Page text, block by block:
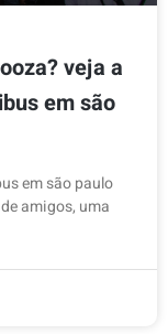
veja a
em são
em são paulo
amigos, uma